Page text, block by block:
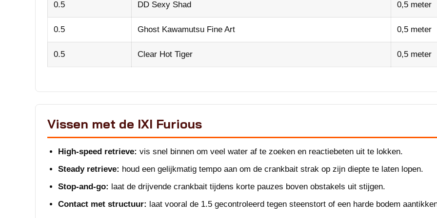
0.5 DD Sexy Shad 0,5 meter
0.5 Ghost Kawamutsu Fine Art 0,5 meter
0.5 Clear Hot Tiger 0,5 meter
Vissen met de IXI Furious
High-speed retrieve: vis snel binnen om veel water af te zoeken en reactiebeten uit te lokken.
Steady retrieve: houd een gelijkmatig tempo aan om de crankbait strak op zijn diepte te laten lopen.
Stop-and-go: laat de drijvende crankbait tijdens korte pauzes boven obstakels uit stijgen.
Contact met structuur: laat vooral de 1.5 gecontroleerd tegen steenstort of een harde bodem